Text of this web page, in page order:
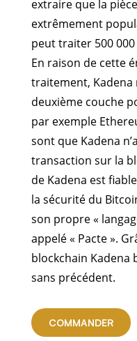
extraire que la
extrêmement
peut traiter 500
En raison de cette
traitement, Kadena
deuxième couche
par exemple
sont que Kadena
transaction sur la
de Kadena est
la sécurité du
son propre «
appelé « Pacte ».
blockchain Kadena
sans précédent.
COMMANDER